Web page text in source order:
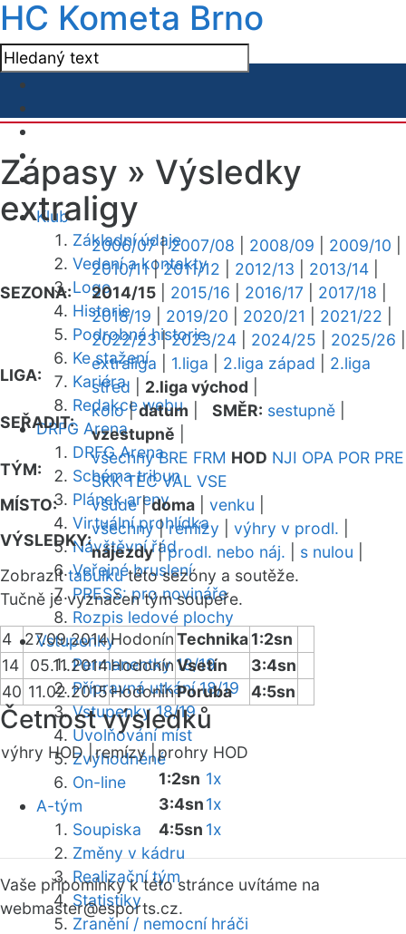
HC Kometa Brno
Klub
Základní údaje
Vedení a kontakty
Logo
Historie
Podrobná historie
Ke stažení
Kariéra
Redakce webu
DRFG Arena
DRFG Arena
Schéma tribun
Plánek areny
Virtuální prohlídka
Návštěvní řád
Veřejné bruslení
PRESS: pro novináře
Rozpis ledové plochy
Vstupenky
Permanentky 18/19
Přípravná utkání 18/19
Vstupenky 18/19
Uvolňování míst
Zvýhodněné
On-line
A-tým
Soupiska
Změny v kádru
Realizační tým
Statistiky
Zranění / nemocní hráči
Zápasy » Výsledky
extraligy
SEZONA:
2006/07|2007/08 2008/09 2009/10
2010/11|2011/12 2012/13 2013/14
2014/15
2015/16 2016/17 2017/18
2018/19
2019/20 2020/21 2021/22
2022/23|2023/24 2024/25 2025/26
LIGA:
extraliga 1.liga 2.liga západ
2.liga
střed
2.liga východ
SEŘADIT:
kolo|datum SMĚR: sestupně
vzestupně
TÝM:
všechny BRE FRM HOD NJI OPA POR PRE
SKK TEC VAL VSE
MÍSTO:
všude|doma venku
VÝSLEDKY:
všechny|remízy výhry v prodl.
nájezdy|prodl. nebo náj. s nulou
Zobrazittabulkutéto sezóny a soutěže.
Tučně je vyznačen tým soupeře.
4 27.09.2014HodonínTechnika1:2sn
14
05.11.2014HodonínVsetín
3:4sn
40 11.02.2015HodonínPoruba 4:5sn
Četnost výsledků
výhry HOD |remízy |prohry HOD
1:2sn 1x
3:4sn1x
4:5sn 1x
Vaše připomínky k této stránce uvítáme na
webmaster@esports.cz.